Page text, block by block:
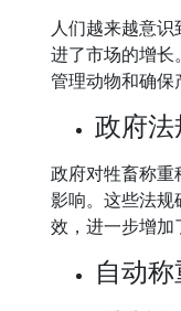
人们越来越意
进了市场的增长
管理动物和确保
政府法
政府对牲畜称重
影响。这些法规
效，进一步增加
自动